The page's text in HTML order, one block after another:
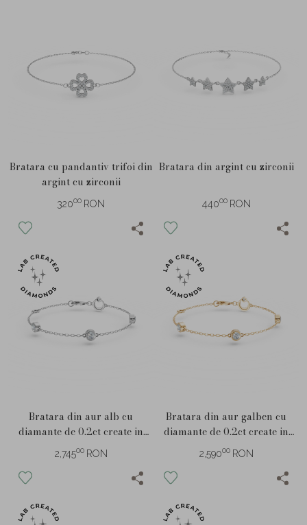
Bratara cu pandantiv trifoi din
argint cu zirconii
32000 RON
Bratara din argint cu zirconii
44000 RON
Bratara din aur alb cu
diamante de 0.2ct create in
laborator
2,74500 RON
Bratara din aur galben cu
diamante de 0.2ct create in
laborator
2,59000 RON